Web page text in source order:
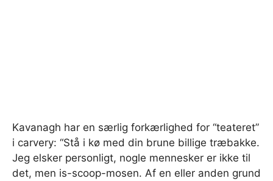
Kavanagh har en særlig forkærlighed for “teateret”
i carvery: “Stå i kø med din brune billige træbakke.
Jeg elsker personligt, nogle mennesker er ikke til
det, men is-scoop-mosen. Af en eller anden grund